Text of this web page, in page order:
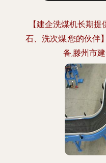
【建企洗煤机长期
石、洗次煤,您的伙伴
备,滕州市